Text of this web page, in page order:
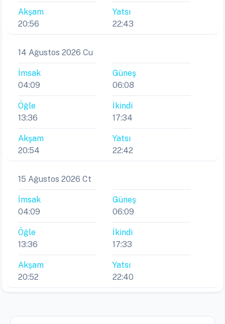
Akşam
20:56
Yatsı
22:43
14 Ağustos 2026 Cu
İmsak
04:09
Güneş
06:08
Öğle
13:36
İkindi
17:34
Akşam
20:54
Yatsı
22:42
15 Ağustos 2026 Ct
İmsak
04:09
Güneş
06:09
Öğle
13:36
İkindi
17:33
Akşam
20:52
Yatsı
22:40